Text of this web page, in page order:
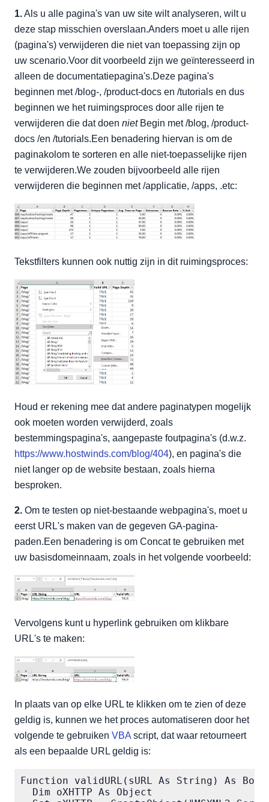
1.Als u alle pagina's van uw site wilt analyseren, wilt u
deze stap misschien overslaan.Anders moet u alle rijen
(pagina's) verwijderen die niet van toepassing zijn op
uw scenario.Voor dit voorbeeld zijn we geïnteresseerd in
alleen de documentatiepagina's.Deze pagina's
beginnen met /blog-, /product-docs en /tutorials en dus
beginnen we het ruimingsproces door alle rijen te
verwijderen die dat doen niet Begin met /blog, /product-
docs /en /tutorials.Een benadering hiervan is om de
paginakolom te sorteren en alle niet-toepasselijke rijen
te verwijderen.We zouden bijvoorbeeld alle rijen
verwijderen die beginnen met /applicatie, /apps, .etc:
Tekstfilters kunnen ook nuttig zijn in dit ruimingsproces:
Houd er rekening mee dat andere paginatypen mogelijk
ook moeten worden verwijderd, zoals
bestemmingspagina's, aangepaste foutpagina's (d.w.z.
https://www.hostwinds.com/blog/404), en pagina's die
niet langer op de website bestaan, zoals hierna
besproken.
2. Om te testen op niet-bestaande webpagina's, moet u
eerst URL's maken van de gegeven GA-pagina-
paden.Een benadering is om Concat te gebruiken met
uw basisdomeinnaam, zoals in het volgende voorbeeld:
Vervolgens kunt u hyperlink gebruiken om klikbare
URL's te maken:
In plaats van op elke URL te klikken om te zien of deze
geldig is, kunnen we het proces automatiseren door het
volgende te gebruiken VBA script, dat waar retourneert
als een bepaalde URL geldig is:
Function validURL(sURL As String) As
  Dim oXHTTP As Object